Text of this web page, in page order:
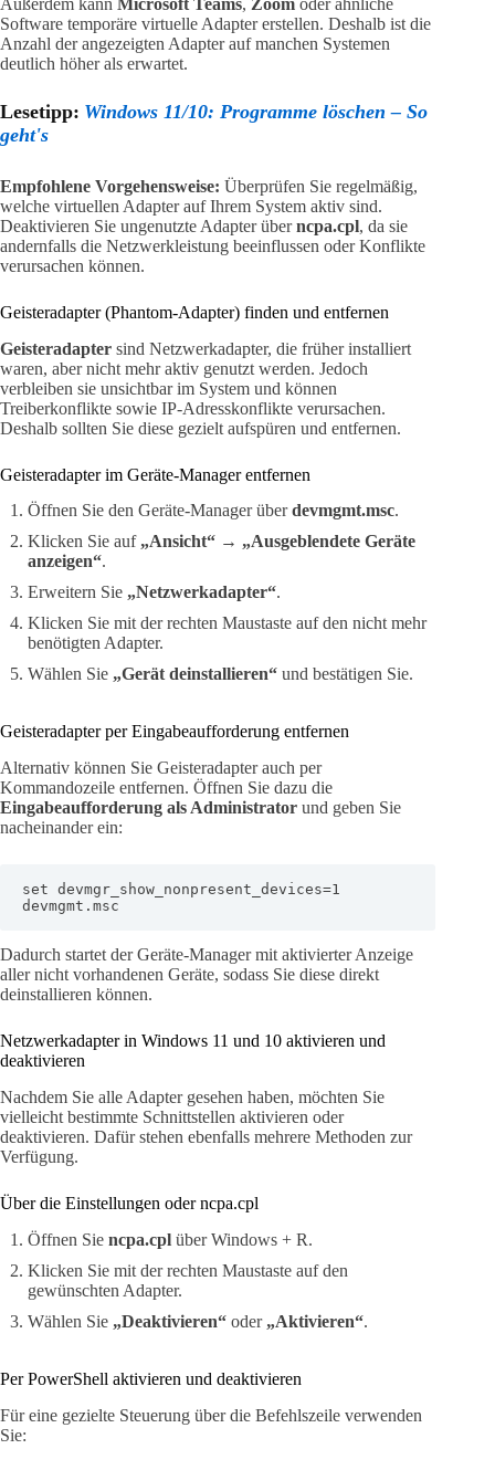
Software temporäre virtuelle Adapter erstellen. Deshalb ist die
Anzahl der angezeigten Adapter auf manchen Systemen
deutlich höher als erwartet.
Lesetipp: Windows 11/10: Programme löschen – So
geht's
Empfohlene Vorgehensweise: Überprüfen Sie regelmäßig,
welche virtuellen Adapter auf Ihrem System aktiv sind.
Deaktivieren Sie ungenutzte Adapter überncpa.cpl, da sie
andernfalls die Netzwerkleistung beeinflussen oder Konflikte
verursachen können.
Geisteradapter (Phantom-Adapter) finden und entfernen
Geisteradapter sind Netzwerkadapter, die früher installiert
waren, aber nicht mehr aktiv genutzt werden. Jedoch
verbleiben sie unsichtbar im System und können
Treiberkonflikte sowie IP-Adresskonflikte verursachen.
Deshalb sollten Sie diese gezielt aufspüren und entfernen.
Geisteradapter im Geräte-Manager entfernen
Öffnen Sie den Geräte-Manager überdevmgmt.msc.
Klicken Sie auf „Ansicht“ → „Ausgeblendete Geräte
anzeigen“.
Erweitern Sie „Netzwerkadapter“.
Klicken Sie mit der rechten Maustaste auf den nicht mehr
benötigten Adapter.
Wählen Sie „Gerät deinstallieren“ und bestätigen Sie.
Geisteradapter per Eingabeaufforderung entfernen
Alternativ können Sie Geisteradapter auch per
Kommandozeile entfernen. Öffnen Sie dazu die
Eingabeaufforderung als Administrator und geben Sie
nacheinander ein:
set devmgr_show_nonpresent_devices=1
devmgmt.msc
Dadurch startet der Geräte-Manager mit aktivierter Anzeige
aller nicht vorhandenen Geräte, sodass Sie diese direkt
deinstallieren können.
Netzwerkadapter in Windows 11 und 10 aktivieren und
deaktivieren
Nachdem Sie alle Adapter gesehen haben, möchten Sie
vielleicht bestimmte Schnittstellen aktivieren oder
deaktivieren. Dafür stehen ebenfalls mehrere Methoden zur
Verfügung.
Über die Einstellungen oder ncpa.cpl
Öffnen Sie ncpa.cpl über Windows + R.
Klicken Sie mit der rechten Maustaste auf den
gewünschten Adapter.
Wählen Sie „Deaktivieren“ oder „Aktivieren“.
Per PowerShell aktivieren und deaktivieren
Für eine gezielte Steuerung über die Befehlszeile verwenden
Sie: